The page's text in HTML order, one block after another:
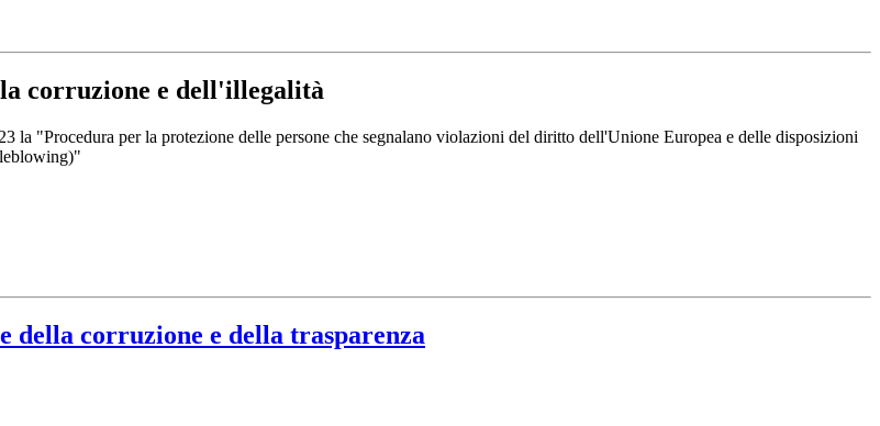
corruzione e dell'illegalità
la "Procedura per la protezione delle persone che segnalano violazioni del diritto dell'Unione Europea e delle disposizioni
della corruzione e della trasparenza